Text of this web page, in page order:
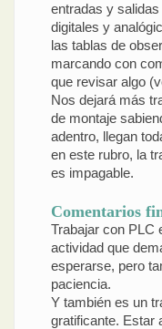
entradas y
digitales y
las tablas de
marcando con
que revisar algo
Nos dejará más
de montaje
adentro, llegan
en este rubro, la
es impagable.
Comentarios
Trabajar con PLC
actividad que
esperarse, pero
paciencia.
Y también es un
gratificante. Estar